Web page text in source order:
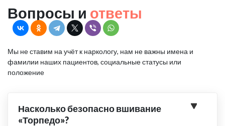
Вопросы и ответы
Мы не ставим на учёт к наркологу, нам не важны имена и
фамилии наших пациентов, социальные статусы или
положение
Насколько безопасно вшивание
«Торпедо»?